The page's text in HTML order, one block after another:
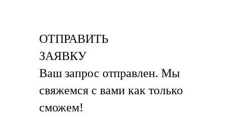
ОТПРАВИТЬ
ЗАЯВКУ
Ваш запрос отправлен. Мы
свяжемся с вами как только
сможем!